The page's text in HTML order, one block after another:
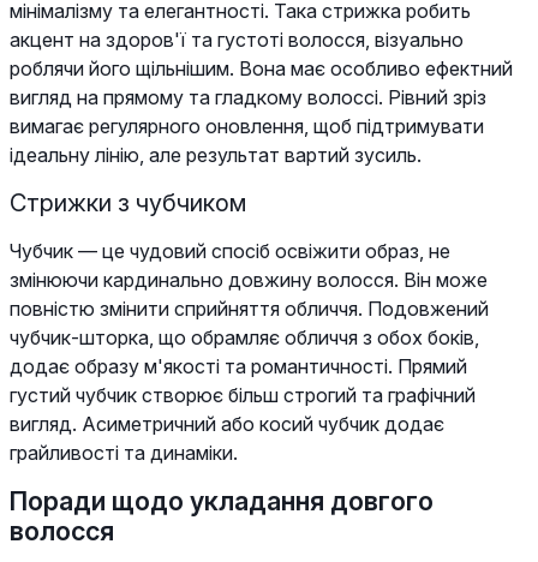
мінімалізму та елегантності. Така стрижка робить
акцент на здоров'ї та густоті волосся, візуально
роблячи його щільнішим. Вона має особливо ефектний
вигляд на прямому та гладкому волоссі. Рівний зріз
вимагає регулярного оновлення, щоб підтримувати
ідеальну лінію, але результат вартий зусиль.
Стрижки з чубчиком
Чубчик — це чудовий спосіб освіжити образ, не
змінюючи кардинально довжину волосся. Він може
повністю змінити сприйняття обличчя. Подовжений
чубчик-шторка, що обрамляє обличчя з обох боків,
додає образу м'якості та романтичності. Прямий
густий чубчик створює більш строгий та графічний
вигляд. Асиметричний або косий чубчик додає
грайливості та динаміки.
Поради щодо укладання довгого
волосся